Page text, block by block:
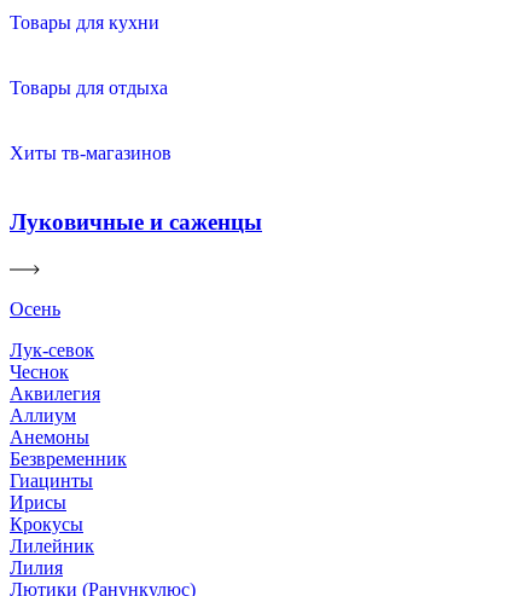
Товары для кухни
Товары для отдыха
Хиты тв-магазинов
Луковичные и саженцы
Осень
Лук-севок
Чеснок
Аквилегия
Аллиум
Анемоны
Безвременник
Гиацинты
Ирисы
Крокусы
Лилейник
Лилия
Лютики (Ранункулюс)